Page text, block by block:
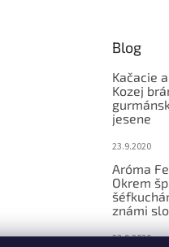
Blog
Kačacie
Kozej
jesene
23.9.2020
Aróma
Okrem
známi
23.9.2020